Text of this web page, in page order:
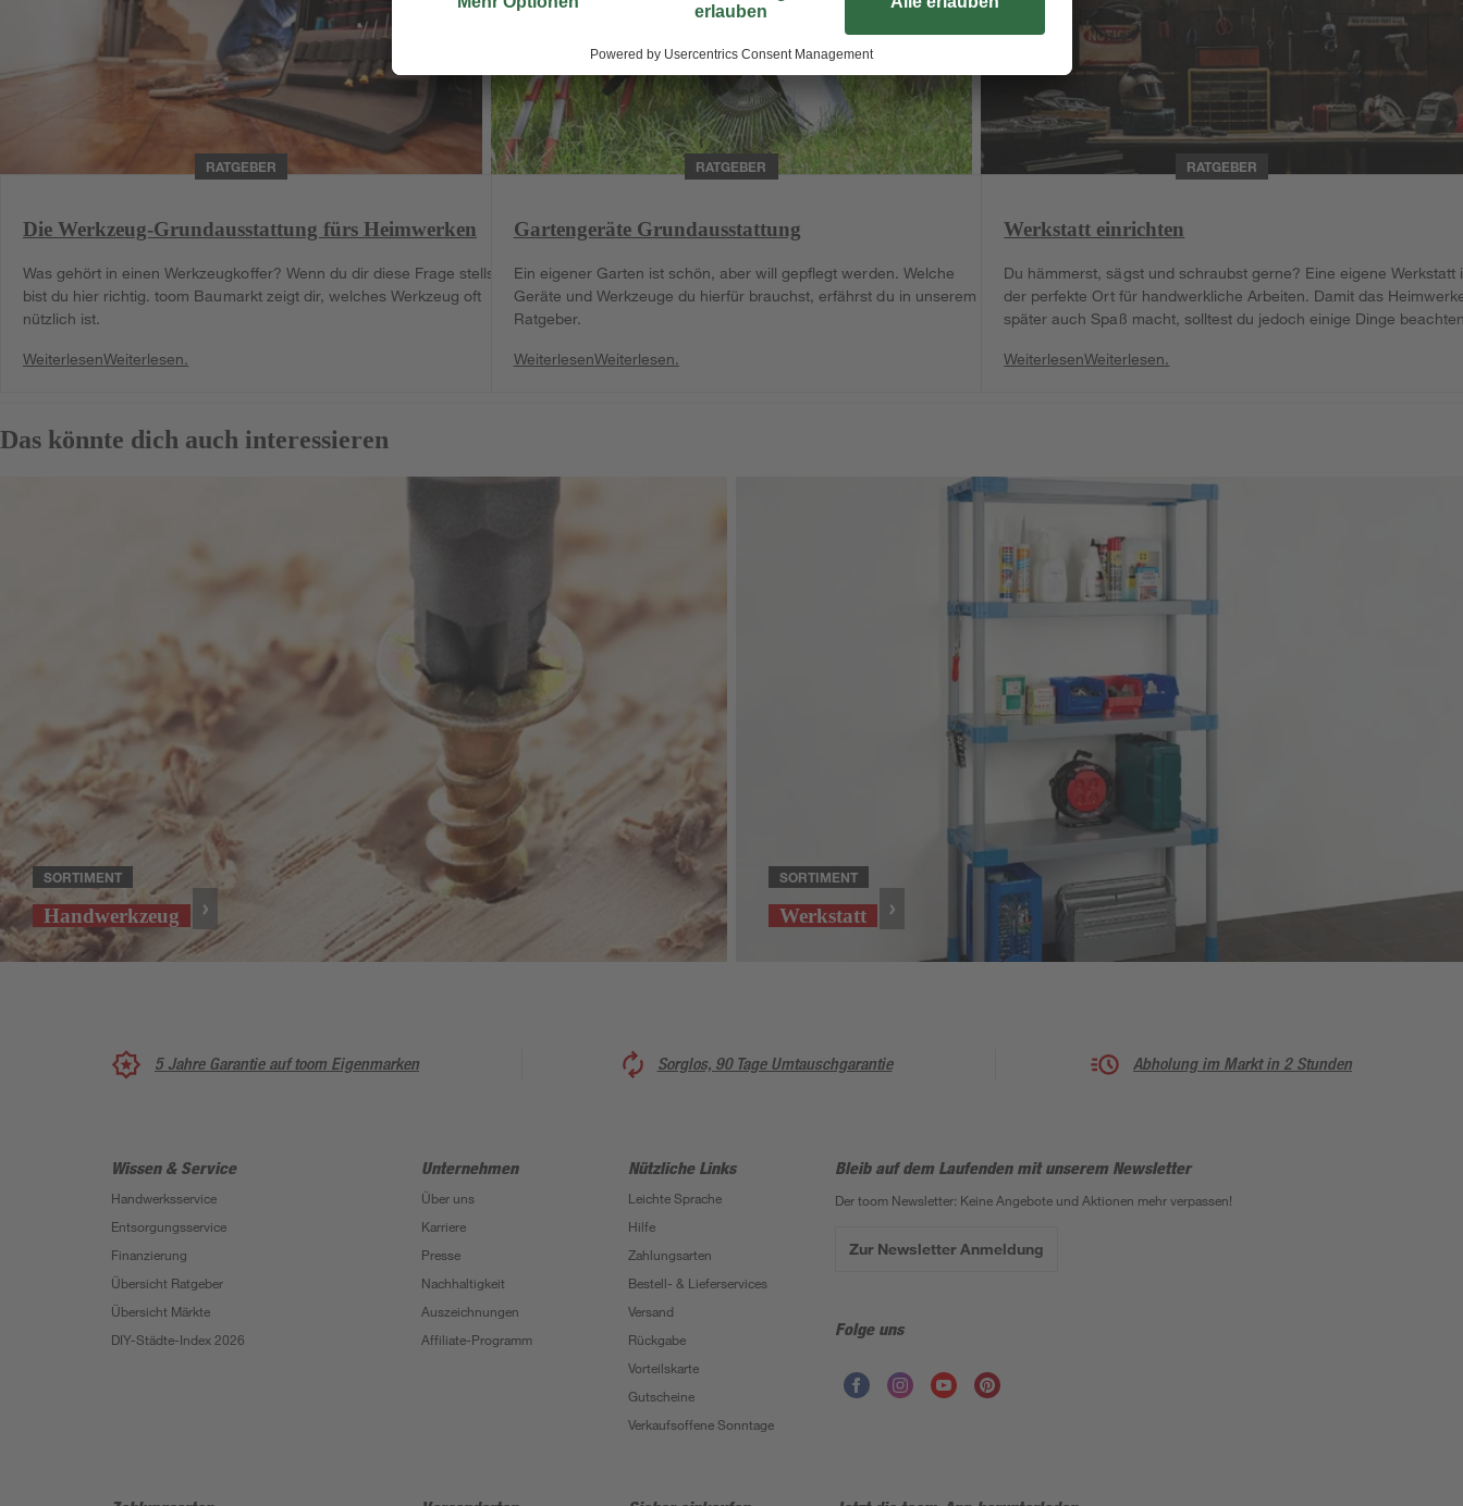
RATGEBER
Die Werkzeug-Grundausstattung fürs Heimwerken
Was gehört in einen Werkzeugkoffer? Wenn du dir diese Frage stellst,
bist du hier richtig. toom Baumarkt zeigt dir, welches Werkzeug oft
nützlich ist.
WeiterlesenWeiterlesen.
RATGEBER
Gartengeräte Grundausstattung
Ein eigener Garten ist schön, aber will gepflegt werden. Welche
Geräte und Werkzeuge du hierfür brauchst, erfährst du in unserem
Ratgeber.
WeiterlesenWeiterlesen.
RATGEBER
Werkstatt einrichten
Du hämmerst, sägst und schraubst gerne? Eine eigene Werkstatt
der perfekte Ort für handwerkliche Arbeiten. Damit das
später auch Spaß macht, solltest du jedoch einige Dinge
WeiterlesenWeiterlesen.
Das könnte dich auch interessieren
SORTIMENT
Handwerkzeug
SORTIMENT
Werkstatt
5 Jahre Garantie auf toom Eigenmarken Sorglos, 90 Tage Umtauschgarantie Abholung im Markt in 2 Stunden
Wissen & Service
Handwerksservice
Entsorgungsservice
Finanzierung
Übersicht Ratgeber
Übersicht Märkte
DIY-Städte-Index 2026
Unternehmen
Über uns
Karriere
Presse
Nachhaltigkeit
Auszeichnungen
Affiliate-Programm
Nützliche Links
Leichte Sprache
Hilfe
Zahlungsarten
Bestell- & Lieferservices
Versand
Rückgabe
Vorteilskarte
Gutscheine
Verkaufsoffene Sonntage
Bleib auf dem Laufenden mit unserem Newsletter
Der toom Newsletter: Keine Angebote und Aktionen mehr verpassen!
Zur Newsletter Anmeldung
Folge uns